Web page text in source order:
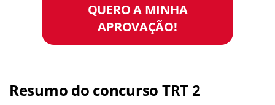
QUERO A MINHA
APROVAÇÃO!
Resumo do concurso TRT 2